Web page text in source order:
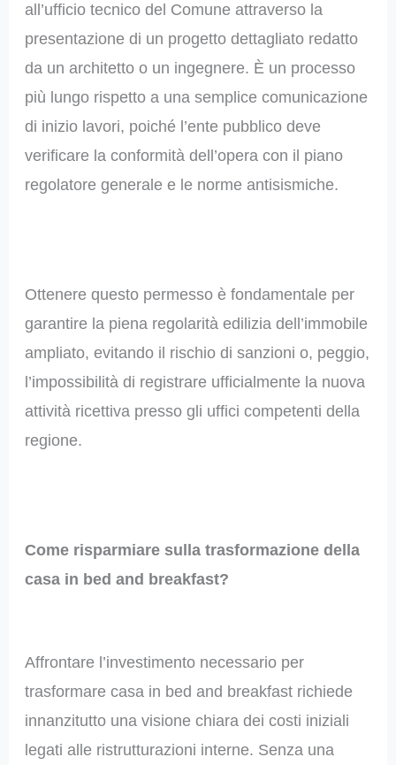
all’ufficio tecnico del Comune attraverso la
presentazione di un progetto dettagliato redatto
da un architetto o un ingegnere. È un processo
più lungo rispetto a una semplice comunicazione
di inizio lavori, poiché l’ente pubblico deve
verificare la conformità dell’opera con il piano
regolatore generale e le norme antisismiche.
Ottenere questo permesso è fondamentale per
garantire la piena regolarità edilizia dell’immobile
ampliato, evitando il rischio di sanzioni o, peggio,
l’impossibilità di registrare ufficialmente la nuova
attività ricettiva presso gli uffici competenti della
regione.
Come risparmiare sulla trasformazione della
casa in bed and breakfast?
Affrontare l’investimento necessario per
trasformare casa in bed and breakfast richiede
innanzitutto una visione chiara dei costi iniziali
legati alle ristrutturazioni interne. Senza una